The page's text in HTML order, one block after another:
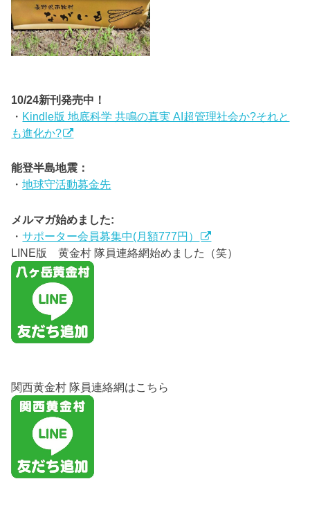
10/24新刊発売中！
・ Kindle版 地底科学 共鳴の真実 AI超管理社会か?それと
も進化か?
能登半島地震：
・地球守活動募金先
メルマガ始めました:
・サポーター会員募集中(月額777円）
LINE版 黄金村 隊員連絡網始めました（笑）
関西黄金村 隊員連絡網はこちら